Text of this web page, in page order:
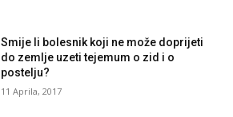
Smije li bolesnik koji ne može doprijeti
do zemlje uzeti tejemum o zid i o
postelju?
11 Aprila, 2017